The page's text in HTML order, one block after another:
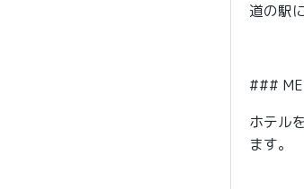
道の駅
###
ホテル
ます。